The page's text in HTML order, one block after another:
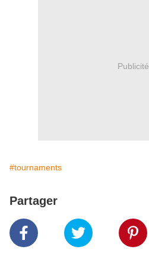
Publicité
#tournaments
Partager